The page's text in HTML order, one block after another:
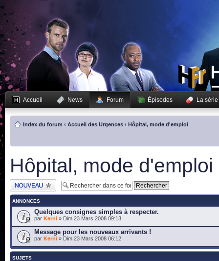
Accueil News Forum Épisodes La série
Index du forum ‹ Accueil des Urgences ‹ Hôpital, mode d'emploi
Hôpital, mode d'emploi
Publier un nouveau
sujet
ANNONCES
Quelques consignes simples à respecter.
par Kerni » Dim 23 Mars 2008 09:13
Message pour les nouveaux arrivants !
par Kerni » Dim 23 Mars 2008 06:12
SUJETS